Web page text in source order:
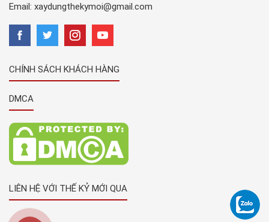
Email: xaydungthekymoi@gmail.com
CHÍNH SÁCH KHÁCH HÀNG
DMCA
LIÊN HỆ VỚI THẾ KỶ MỚI QUA